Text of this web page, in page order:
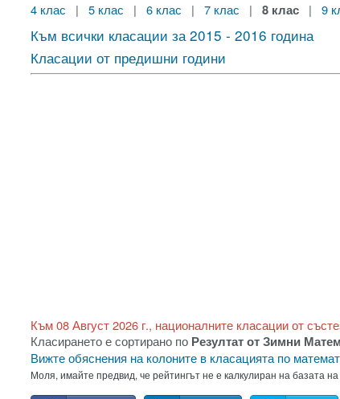
4 клас | 5 клас | 6 клас | 7 клас | 8 клас| 9
Към всички класации за 2015 - 2016 година
Класации от предишни години
Към 08 Август 2026 г., националните класации от
Класирането е сортирано по Резултат от Зимни
Вижте обяснения на колоните в класацията по
Моля, имайте предвид, че рейтингът не е калкулиран на базата